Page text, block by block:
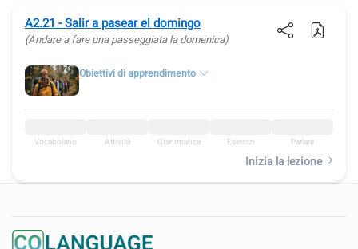
A2.21 - Salir a pasear el domingo
(Andare a fare una passeggiata la domenica)
Obiettivi di apprendimento
Vocabolario Attività Grammatica Esercizi Parlare
Inizia la lezione